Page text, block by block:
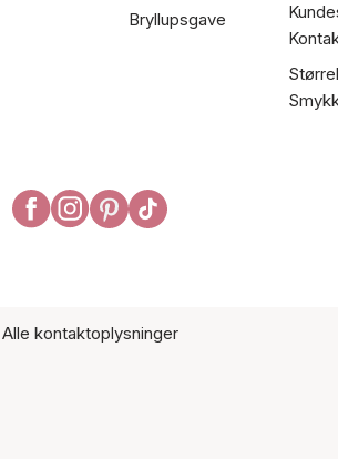
Bryllupsgave
Alle kontaktoplysninger